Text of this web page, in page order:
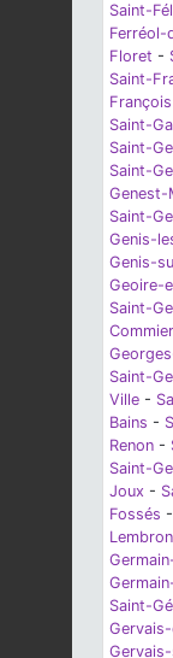
Saint-
Ferréol-
Floret -
Saint-
Saint-
Saint-
Saint-
Genest-
Saint-
Genis-
Genis-
Geoire-
Saint-
Saint-
Ville -
Bains -
Renon -
Saint-
Joux -
Fossés -
Lembron
Saint-